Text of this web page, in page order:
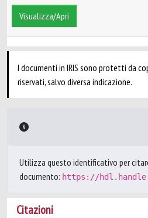
Visualizza/Apri
I documenti in IRIS sono protetti da
riservati, salvo diversa indicazione.
Utilizza questo identificativo per
documento: https://
Citazioni